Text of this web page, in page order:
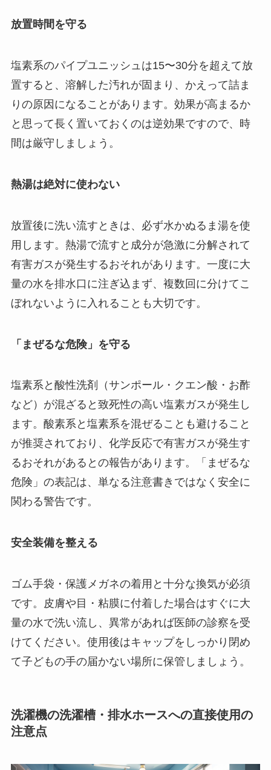
放置時間を守る
塩素系のパイプユニッシュは15〜30分を超えて放
置すると、溶解した汚れが固まり、かえって詰ま
りの原因になることがあります。効果が高まるか
と思って長く置いておくのは逆効果ですので、時
間は厳守しましょう。
熱湯は絶対に使わない
放置後に洗い流すときは、必ず水かぬるま湯を使
用します。熱湯で流すと成分が急激に分解されて
有害ガスが発生するおそれがあります。一度に大
量の水を排水口に注ぎ込まず、複数回に分けてこ
ぼれないように入れることも大切です。
「まぜるな危険」を守る
塩素系と酸性洗剤（サンポール・クエン酸・お酢
など）が混ざると致死性の高い塩素ガスが発生し
ます。酸素系と塩素系を混ぜることも避けること
が推奨されており、化学反応で有害ガスが発生す
るおそれがあるとの報告があります。「まぜるな
危険」の表記は、単なる注意書きではなく安全に
関わる警告です。
安全装備を整える
ゴム手袋・保護メガネの着用と十分な換気が必須
です。皮膚や目・粘膜に付着した場合はすぐに大
量の水で洗い流し、異常があれば医師の診察を受
けてください。使用後はキャップをしっかり閉め
て子どもの手の届かない場所に保管しましょう。
洗濯機の洗濯槽・排水ホースへの直接使用の
注意点